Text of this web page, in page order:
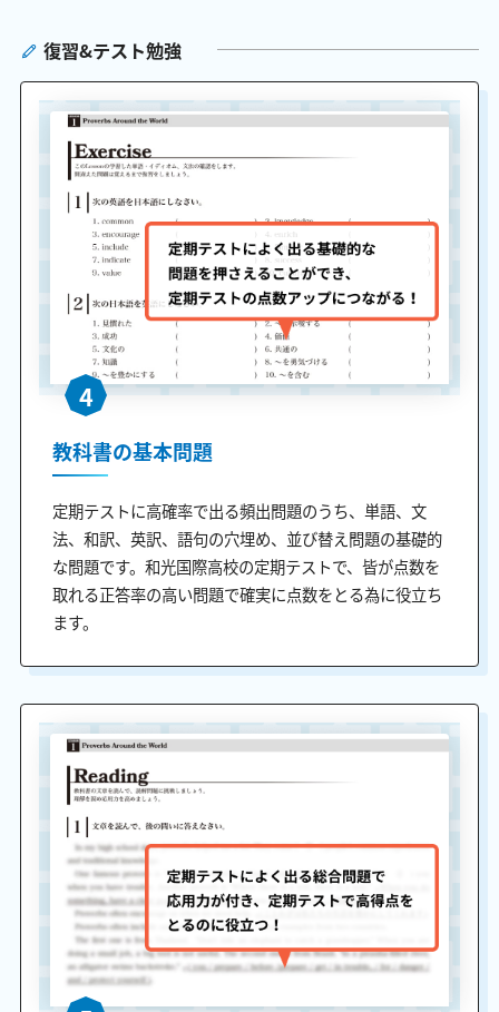
復習&テスト勉強
4
教科書の基本問題
定期テストに高確率で出る頻出問題のうち、単語、文
法、和訳、英訳、語句の穴埋め、並び替え問題の基礎的
な問題です。和光国際高校の定期テストで、皆が点数を
取れる正答率の高い問題で確実に点数をとる為に役立ち
ます。